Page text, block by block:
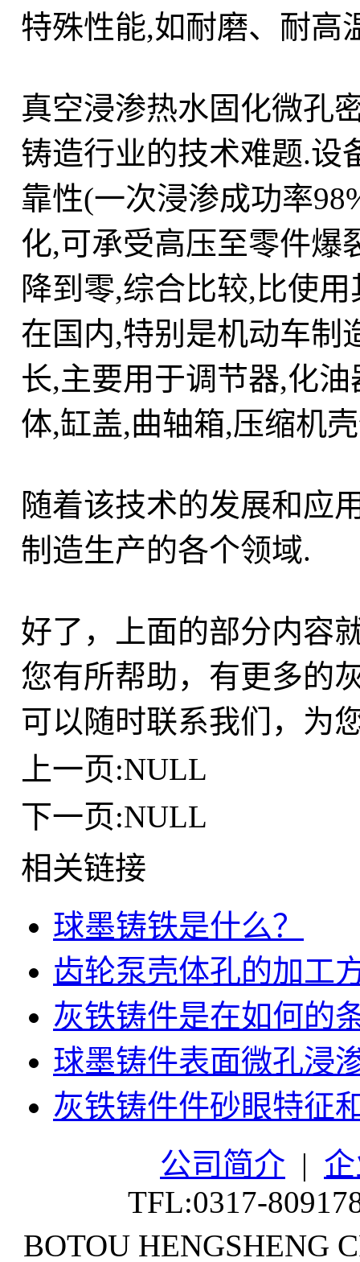
特殊性能,如耐磨、耐高
真空浸渗热水固化微孔
铸造行业的技术难题.设
靠性(一次浸渗成功率
化,可承受高压至零件爆
降到零,综合比较,比使
在国内,特别是机动车制
长,主要用于调节器,化
体,缸盖,曲轴箱,压缩机
随着该技术的发展和应
制造生产的各个领域.
好了，上面的部分内容
您有所帮助，有更多的
可以随时联系我们，为
上一页:NULL
下一页:NULL
相关链接
球墨铸铁是什么？
齿轮泵壳体孔的加工
灰铁铸件是在如何的
球墨铸件表面微孔浸
灰铁铸件件砂眼特征
公司简介 |
TFL:0317-
BOTOU HENGSHENG